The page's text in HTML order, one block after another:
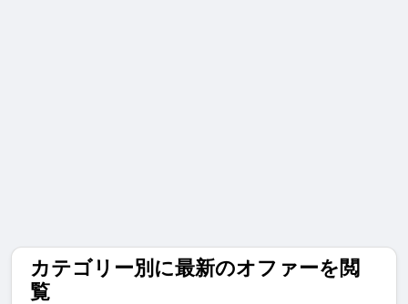
カテゴリー別に最新のオファーを閲
覧